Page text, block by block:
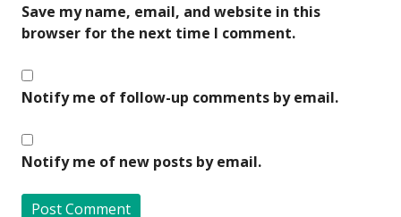
Save my name, email, and website in this
browser for the next time I comment.
Notify me of follow-up comments by email.
Notify me of new posts by email.